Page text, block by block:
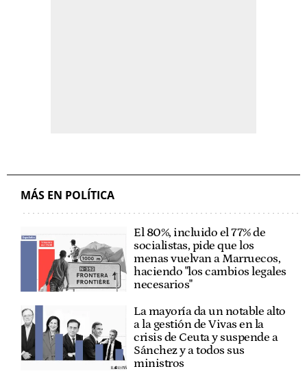
MÁS EN POLÍTICA
El 80%, incluido el 77% de
socialistas, pide que los
menas vuelvan a Marruecos,
haciendo "los cambios legales
necesarios"
La mayoría da un notable alto
a la gestión de Vivas en la
crisis de Ceuta y suspende a
Sánchez y a todos sus
ministros